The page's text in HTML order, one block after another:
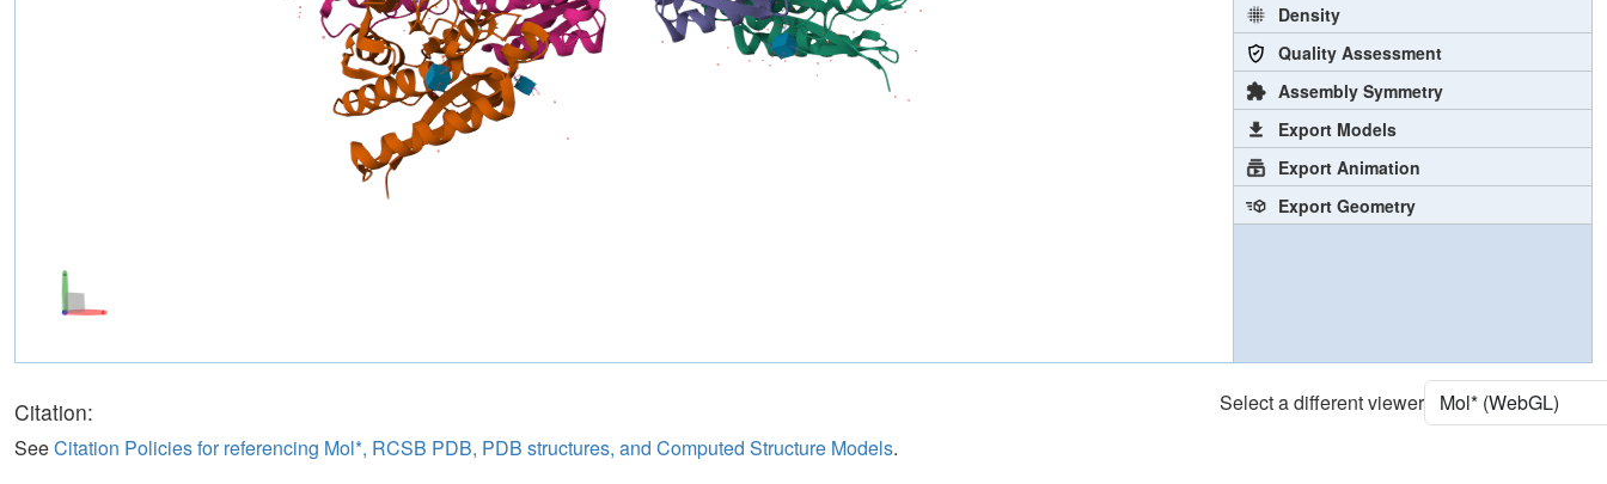
Density
Quality Assessment
Assembly Symmetry
Export Models
Export Animation
Export Geometry
Citation:
SeeCitation Policies for referencing Mol*, RCSB PDB, PDB structures, and Computed Structure Models.
Select a different viewer